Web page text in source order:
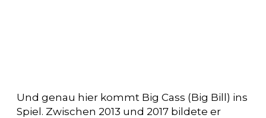
Und genau hier kommt Big Cass (Big Bill) ins
Spiel. Zwischen 2013 und 2017 bildete er